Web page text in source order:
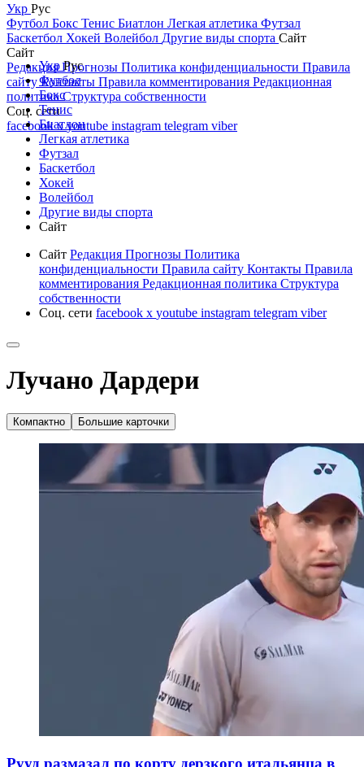
Укр Рус
Футбол Бокс Тенис Биатлон Легкая атлетика Футзал
Баскетбол Хокей Волейбол Другие виды спорта Сайт
Сайт
РедакцияПрогнозы Политика конфиденциальности Правила
сайтуКонтакты Правила комментирования Редакционная
политикаСтруктура собственности
Соц. сети
facebookxyoutube instagram telegram viber
УкрРус
Футбол
Бокс
Тенис
Биатлон
Легкая атлетика
Футзал
Баскетбол
Хокей
Волейбол
Другие виды спорта
Сайт
Сайт Редакция Прогнозы Политика
конфиденциальности Правила сайту Контакты Правила
комментирования Редакционная политика Структура
собственности
Соц. сети facebook x youtube instagram telegram viber
Лучано Дардери
Компактно Большие карточки
Рууд размазал по корту дерзкого итальянца в